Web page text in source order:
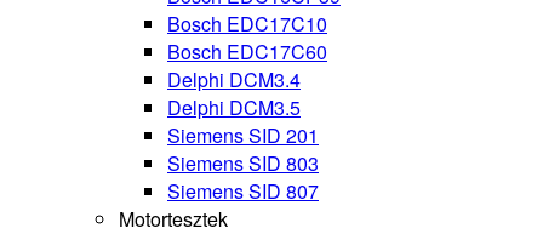
Bosch EDC17C10
Bosch EDC17C60
Delphi DCM3.4
Delphi DCM3.5
Siemens SID 201
Siemens SID 803
Siemens SID 807
Motortesztek